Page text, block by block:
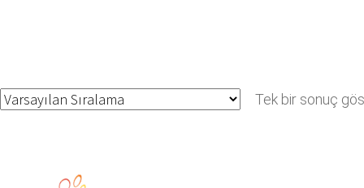
Tek bir sonuç